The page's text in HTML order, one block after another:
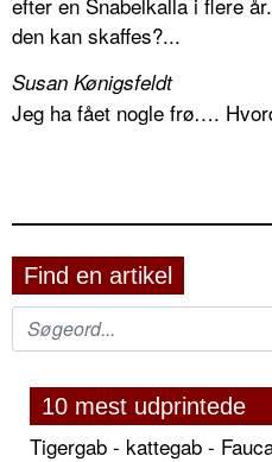
den kan skaffes?...
Susan Kønigsfeldt
Jeg ha fået nogle frø….
Find en artikel
10 mest udprintede
Tigergab - kattegab -